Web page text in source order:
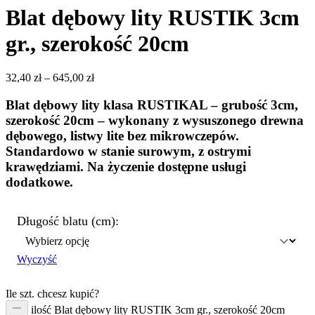
Blat dębowy lity RUSTIK 3cm
gr., szerokość 20cm
32,40 zł– 645,00 zł
Blat dębowy lity klasa RUSTIKAL – grubość 3cm,
szerokość 20cm – wykonany z wysuszonego drewna
dębowego, listwy lite bez mikrowczepów.
Standardowo w stanie surowym, z ostrymi
krawędziami. Na życzenie dostępne usługi
dodatkowe.
Długość blatu (cm):
Wyczyść
Ile szt. chcesz kupić?
ilość Blat dębowy lity RUSTIK 3cm gr., szerokość 20cm